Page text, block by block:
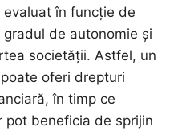
în funcție de
de autonomie și
societății. Astfel, un
oferi drepturi
în timp ce
pot beneficia de sprijin